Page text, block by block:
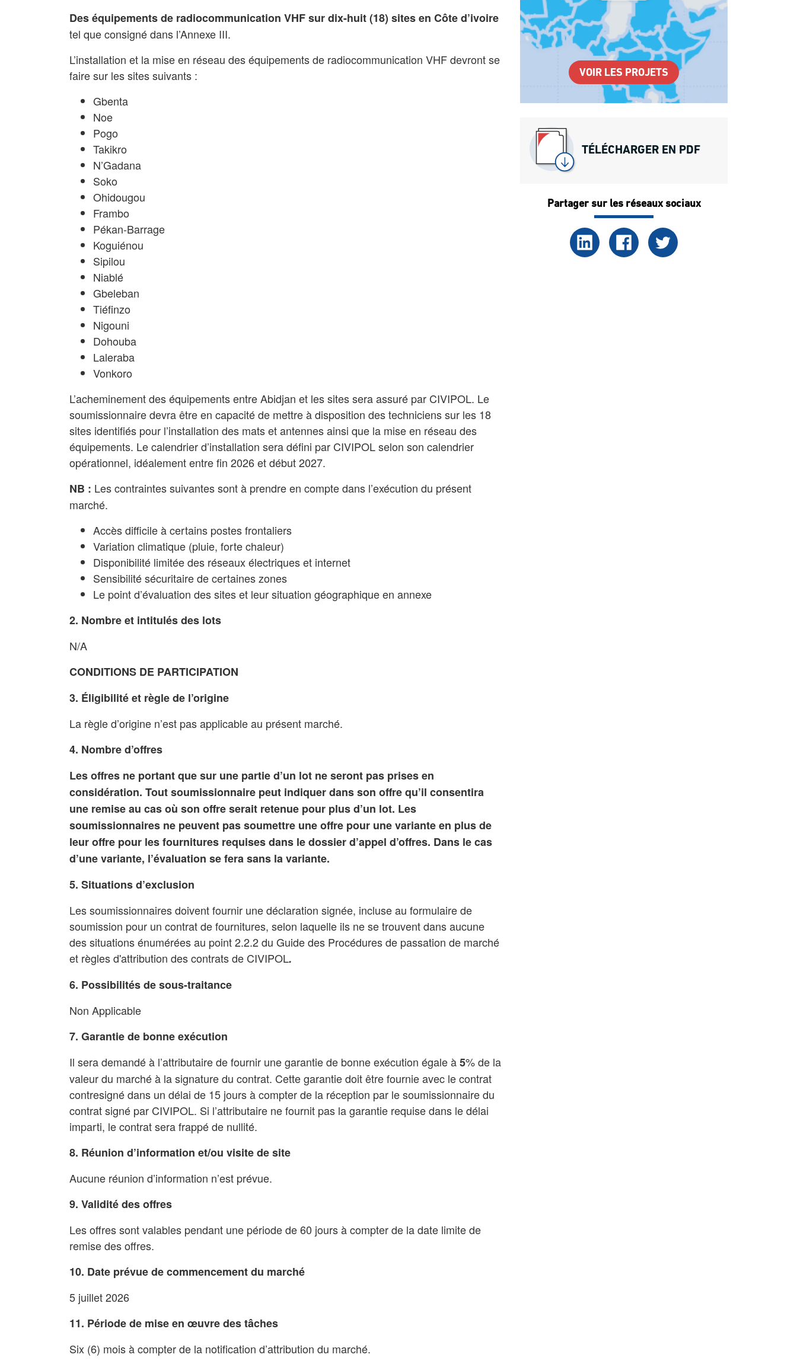
Des équipements de radiocommunication VHF sur dix-huit (18) sites en Côte d’ivoire
tel que consigné dans l’Annexe III.
L’installation et la mise en réseau des équipements de radiocommunication VHF devront se
faire sur les sites suivants :
Gbenta
Noe
Pogo
Takikro
N’Gadana
Soko
Ohidougou
Frambo
Pékan-Barrage
Koguiénou
Sipilou
Niablé
Gbeleban
Tiéfinzo
Nigouni
Dohouba
Laleraba
Vonkoro
L’acheminement des équipements entre Abidjan et les sites sera assuré par CIVIPOL. Le
soumissionnaire devra être en capacité de mettre à disposition des techniciens sur les 18
sites identifiés pour l’installation des mats et antennes ainsi que la mise en réseau des
équipements. Le calendrier d’installation sera défini par CIVIPOL selon son calendrier
opérationnel, idéalement entre fin 2026 et début 2027.
NB : Les contraintes suivantes sont à prendre en compte dans l’exécution du présent
marché.
Accès difficile à certains postes frontaliers
Variation climatique (pluie, forte chaleur)
Disponibilité limitée des réseaux électriques et internet
Sensibilité sécuritaire de certaines zones
Le point d’évaluation des sites et leur situation géographique en annexe
2. Nombre et intitulés des lots
N/A
CONDITIONS DE PARTICIPATION
3. Éligibilité et règle de l’origine
La règle d’origine n’est pas applicable au présent marché.
4. Nombre d’offres
Les offres ne portant que sur une partie d’un lot ne seront pas prises en
considération. Tout soumissionnaire peut indiquer dans son offre qu’il consentira
une remise au cas où son offre serait retenue pour plus d’un lot. Les
soumissionnaires ne peuvent pas soumettre une offre pour une variante en plus de
leur offre pour les fournitures requises dans le dossier d’appel d’offres. Dans le cas
d’une variante, l’évaluation se fera sans la variante.
5. Situations d’exclusion
Les soumissionnaires doivent fournir une déclaration signée, incluse au formulaire de
soumission pour un contrat de fournitures, selon laquelle ils ne se trouvent dans aucune
des situations énumérées au point 2.2.2 du Guide des Procédures de passation de marché
et règles d'attribution des contrats de CIVIPOL.
6. Possibilités de sous-traitance
Non Applicable
7. Garantie de bonne exécution
Il sera demandé à l’attributaire de fournir une garantie de bonne exécution égale à5% de la
valeur du marché à la signature du contrat. Cette garantie doit être fournie avec le contrat
contresigné dans un délai de 15 jours à compter de la réception par le soumissionnaire du
contrat signé par CIVIPOL. Si l’attributaire ne fournit pas la garantie requise dans le délai
imparti, le contrat sera frappé de nullité.
8. Réunion d’information et/ou visite de site
Aucune réunion d’information n’est prévue.
9. Validité des offres
Les offres sont valables pendant une période de 60 jours à compter de la date limite de
remise des offres.
10. Date prévue de commencement du marché
5 juillet 2026
11. Période de mise en œuvre des tâches
Six (6) mois à compter de la notification d’attribution du marché.
VOIR LES PROJETS
TÉLÉCHARGER EN PDF
Partager sur les réseaux sociaux